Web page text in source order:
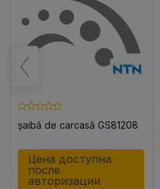
șaibă de carcasă GS81208
Цена доступна
после
авторизации